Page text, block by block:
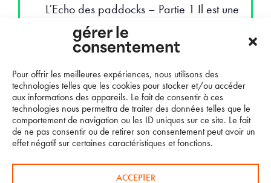
gérer le
consentement
Pour offrir les meilleures expériences, nous utilisons des
technologies telles que les cookies pour stocker et/ou accéder
aux informations des appareils. Le fait de consentir à ces
technologies nous permettra de traiter des données telles que le
comportement de navigation ou les ID uniques sur ce site. Le fait
de ne pas consentir ou de retirer son consentement peut avoir un
effet négatif sur certaines caractéristiques et fonctions.
ACCEPTER
L’Echo des paddocks – Partie 1 Il est une
comparaison communément répandue
entre le sport automobile et la course au
large au plus haut niveau. Recherche
exacerbée de performances, haute…
LIRE LA SUITE…